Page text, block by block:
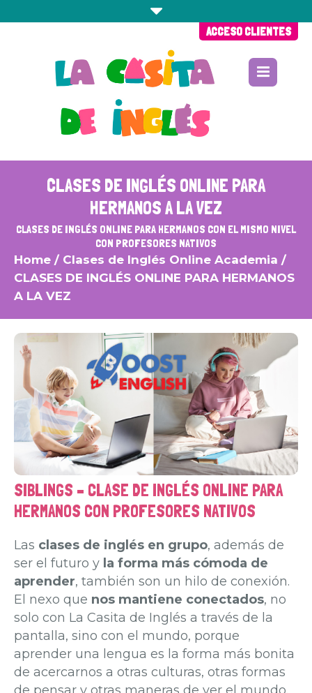
ACCESO CLIENTES
CLASES DE INGLÉS ONLINE PARA
HERMANOS A LA VEZ
CLASES DE INGLÉS ONLINE PARA HERMANOS CON EL MISMO NIVEL
CON PROFESORES NATIVOS
Home / Clases de Inglés Online Academia /
CLASES DE INGLÉS ONLINE PARA HERMANOS
A LA VEZ
SIBLINGS – CLASE DE INGLÉS ONLINE PARA
HERMANOS CON PROFESORES NATIVOS
Las clases de inglés en grupo, además de
ser el futuro y la forma más cómoda de
aprender, también son un hilo de conexión.
El nexo que nos mantiene conectados, no
solo con La Casita de Inglés a través de la
pantalla, sino con el mundo, porque
aprender una lengua es la forma más bonita
de acercarnos a otras culturas, otras formas